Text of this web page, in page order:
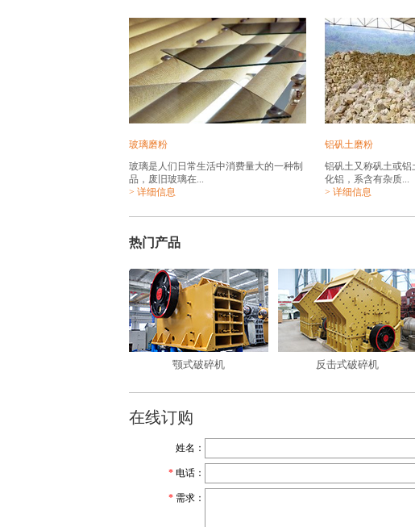
玻璃磨粉
玻璃是人们日常生活中消费量大的一种制
品，废旧玻璃在...
> 详细信息
铝矾土磨粉
铝矾土又称矾土或
化铝，系含有杂质...
> 详细信息
热门产品
颚式破碎机 反击式破碎机